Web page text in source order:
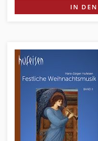
IN DEN